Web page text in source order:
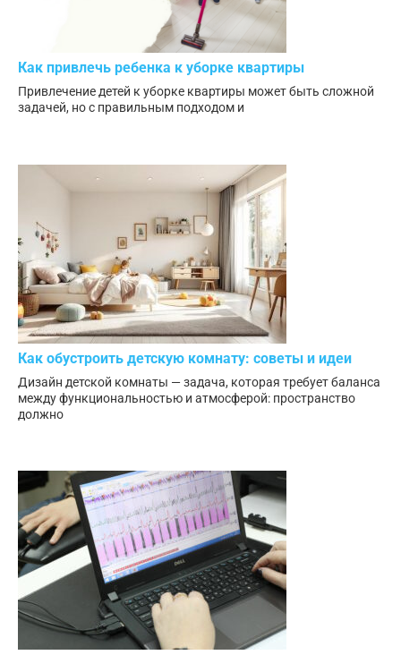
Как привлечь ребенка к уборке квартиры
Привлечение детей к уборке квартиры может быть сложной
задачей, но с правильным подходом и
Как обустроить детскую комнату: советы и идеи
Дизайн детской комнаты — задача, которая требует баланса
между функциональностью и атмосферой: пространство
должно